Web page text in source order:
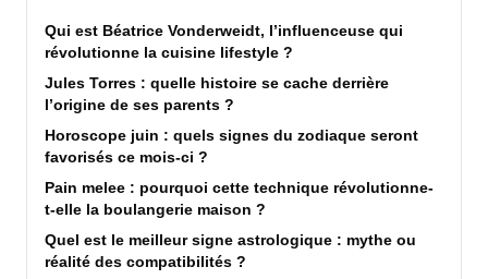
Qui est Béatrice Vonderweidt, l’influenceuse qui
révolutionne la cuisine lifestyle ?
Jules Torres : quelle histoire se cache derrière
l’origine de ses parents ?
Horoscope juin : quels signes du zodiaque seront
favorisés ce mois-ci ?
Pain melee : pourquoi cette technique révolutionne-
t-elle la boulangerie maison ?
Quel est le meilleur signe astrologique : mythe ou
réalité des compatibilités ?